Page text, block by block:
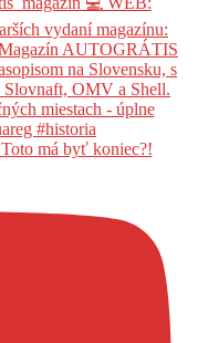
má byť koniec?!